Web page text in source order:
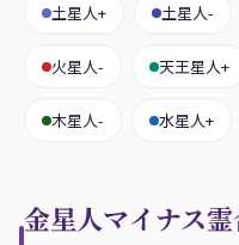
土星人+ 土星人-
火星人- 天王星人+
木星人- 水星人+
金星人マイナス